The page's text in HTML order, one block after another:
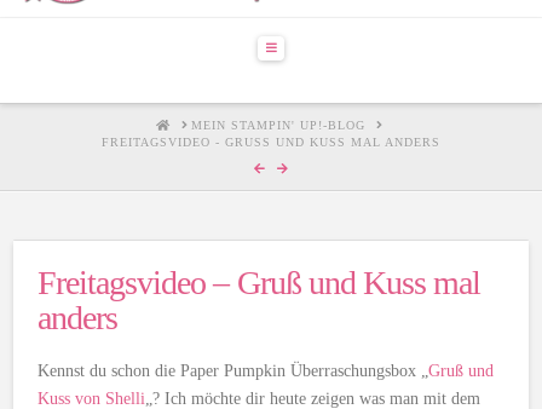
Navigation
HOMEMEIN STAMPIN' UP!-BLOG
FREITAGSVIDEO - GRUSS UND KUSS MAL ANDERS
Freitagsvideo – Gruß und Kuss mal
anders
Kennst du schon die Paper Pumpkin Überraschungsbox „Gruß und
Kuss von Shelli „? Ich möchte dir heute zeigen was man mit dem